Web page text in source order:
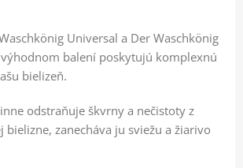
Universal a Der Waschkönig
balení poskytujú komplexnú
bielizeň.
odstraňuje škvrny a nečistoty z
bielizne, zanecháva ju sviežu a žiarivo